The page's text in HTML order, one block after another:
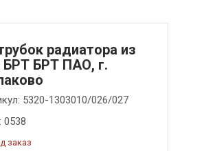
радиатора из
БРТ БРТ ПАО, г.
5320-1303010/026/027
0538
заказ